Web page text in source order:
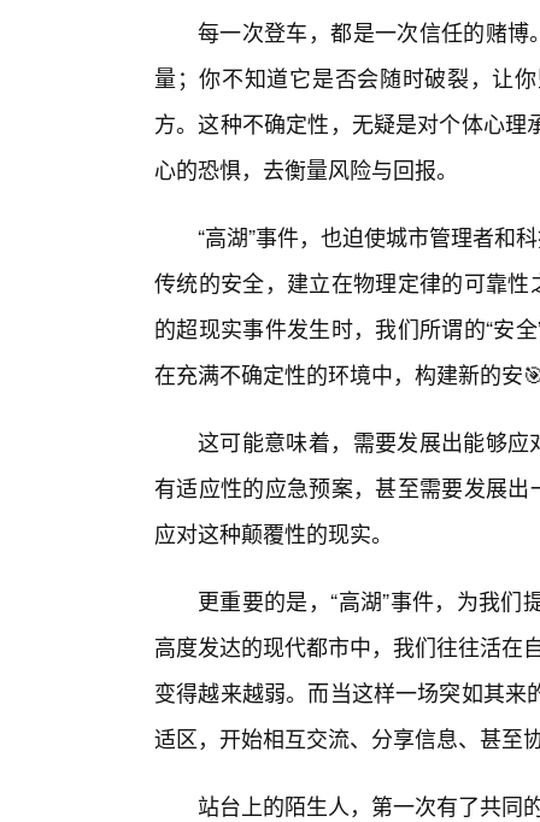
每一次登车，都是一次信任的赌博
量；你不知道它是否会随时破裂，让
方。这种不确定性，无疑是对个体心
心的恐惧，去衡量风险与回报。
“高湖”事件，也迫使城市管理者和
传统的安全，建立在物理定律的可靠
的超现实事件发生时，我们所谓的“安
在充满不确定性的环境中，构建新的安
这可能意味着，需要发展出能够应
有适应性的应急预案，甚至需要发展
应对这种颠覆性的现实。
更重要的是，“高湖”事件，为我
高度发达的现代都市中，我们往往活在
变得越来越弱。而当这样一场突如其
适区，开始相互交流、分享信息、甚至
站台上的陌生人，第一次有了共同